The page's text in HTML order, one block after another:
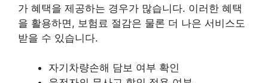
가 혜택을 제공하는 경우가 많습니다. 이러한 혜택
을 활용하면, 보험료 절감은 물론 더 나은 서비스도
받을 수 있습니다.
자기차량손해 담보 여부 확인